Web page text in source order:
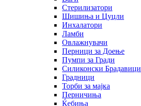
Стерилизатори
Шишиња и Цуцли
Инхалатори
Ламби
Овлажнувачи
Перници за Доење
Пумпи за Гради
Силиконски Брадавици
Градници
Торби за мајка
Перничиња
Ќебиња